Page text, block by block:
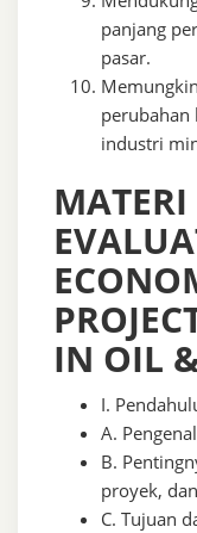
panjang
pasar.
perubahan
industri
MATERI
IN OIL
I.
A.
B.
proyek,
C. Tujuan